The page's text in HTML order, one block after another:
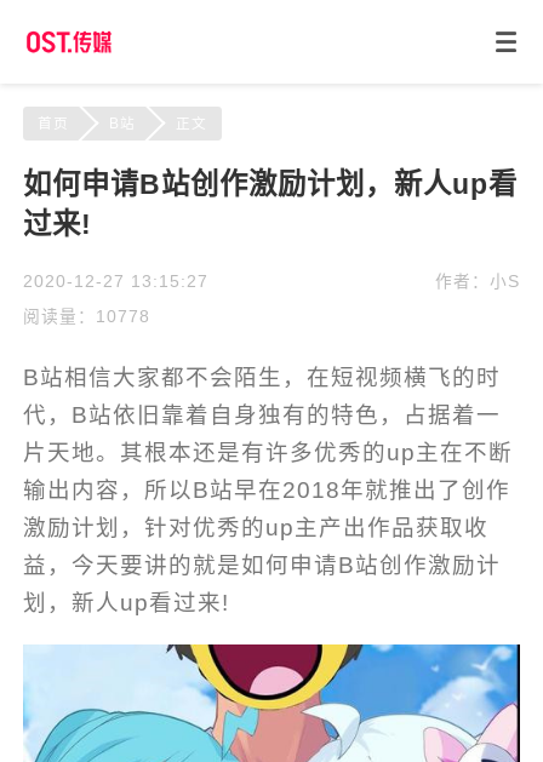
首页 B站 正文
如何申请B站创作激励计划，新人up看
过来!
2020-12-27 13:15:27
阅读量：10778
作者：小S
B站相信大家都不会陌生，在短视频横飞的时
代，B站依旧靠着自身独有的特色，占据着一
片天地。其根本还是有许多优秀的up主在不断
输出内容，所以B站早在2018年就推出了创作
激励计划，针对优秀的up主产出作品获取收
益，今天要讲的就是如何申请B站创作激励计
划，新人up看过来!